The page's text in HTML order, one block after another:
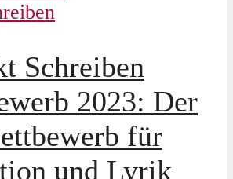
Schreiben
2023: Der
für
und Lyrik